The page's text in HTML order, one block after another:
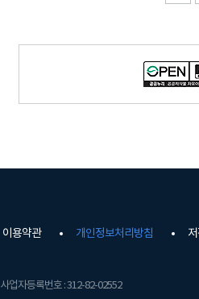
이용약관 개인정보처리방침
사업자등록번호 : 312-82-02552